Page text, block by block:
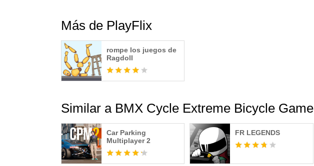
Más de PlayFlix
rompe los juegos de
Ragdoll
Similar a BMX Cycle Extreme Bicycle Game
Car Parking
Multiplayer 2
FR LEGENDS